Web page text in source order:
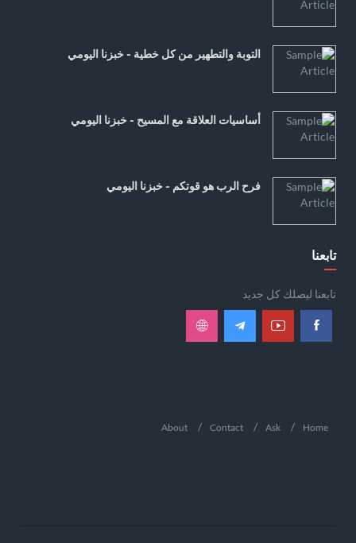
التوبة والتطهير من كل خطية - خبزنا اليومي
أساسيات العلاقة مع المسيح - خبزنا اليومي
فرح الرب هو قوتكم - خبزنا اليومي
تابعنا
تابعنا ليصلك كل جديد
Home
Ask
Contact
About